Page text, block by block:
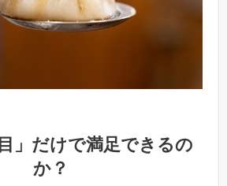
」だけで満足できるの
か？